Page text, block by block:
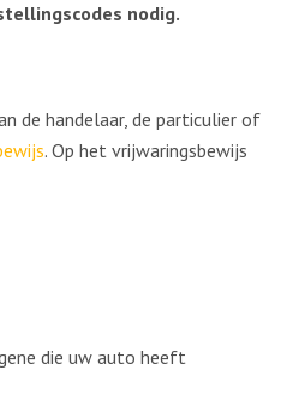
nodig.
de handelaar, de particulier of
. Op het vrijwaringsbewijs
die uw auto heeft